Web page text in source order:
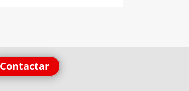
Contactar